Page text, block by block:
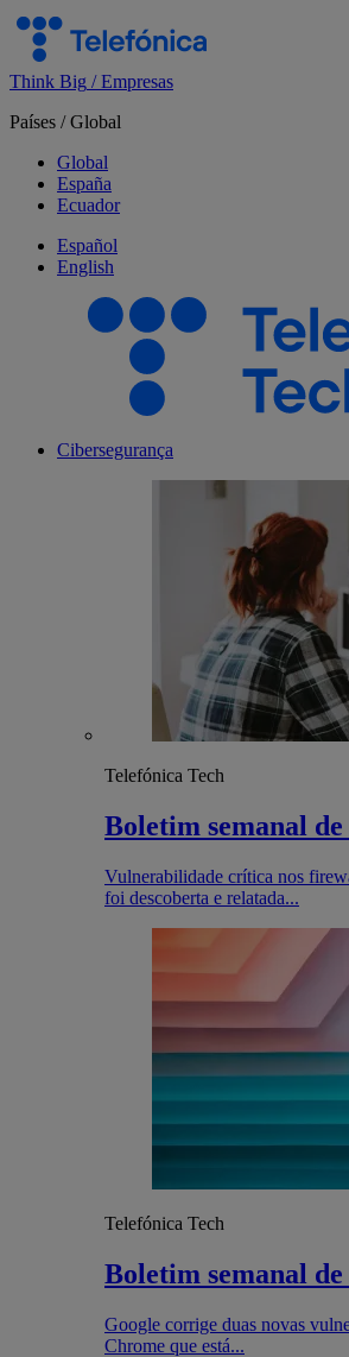
Salta
contenido
Think Big / Empresas
Países /Global
Global
España
Ecuador
Español
English
Cibersegurança
Telefónica Tech
Boletim semanal
Vulnerabilidade crítica nos
foi descoberta e relatada...
Telefónica Tech
Boletim semanal
Google corrige duas novas
Chrome que está...